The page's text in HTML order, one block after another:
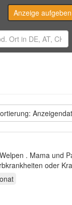
Anzeige aufgeben
. Mama und
oder